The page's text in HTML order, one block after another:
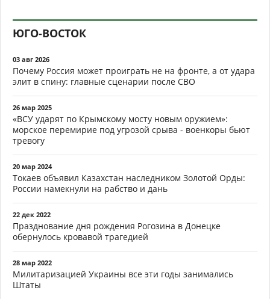
ЮГО-ВОСТОК
03 авг 2026
Почему Россия может проиграть не на фронте, а от удара
элит в спину: главные сценарии после СВО
26 мар 2025
«ВСУ ударят по Крымскому мосту новым оружием»:
морское перемирие под угрозой срыва - военкоры бьют
тревогу
20 мар 2024
Токаев объявил Казахстан наследником Золотой Орды:
России намекнули на рабство и дань
22 дек 2022
Празднование дня рождения Рогозина в Донецке
обернулось кровавой трагедией
28 мар 2022
Милитаризацией Украины все эти годы занимались
Штаты